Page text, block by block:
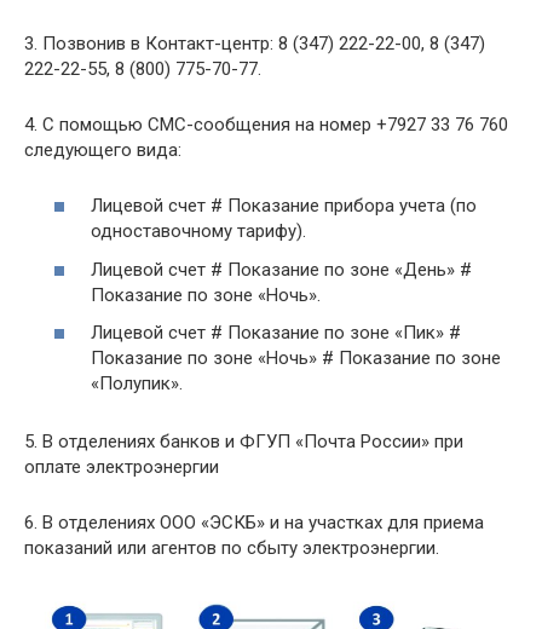
3. Позвонив в Контакт-центр: 8 (347) 222-22-00, 8 (347)
222-22-55, 8 (800) 775-70-77.
4. С помощью СМС-сообщения на номер +7927 33 76 760
следующего вида:
Лицевой счет # Показание прибора учета (по
одноставочному тарифу).
Лицевой счет # Показание по зоне «День» #
Показание по зоне «Ночь».
Лицевой счет # Показание по зоне «Пик» #
Показание по зоне «Ночь» # Показание по зоне
«Полупик».
5. В отделениях банков и ФГУП «Почта России» при
оплате электроэнергии
6. В отделениях OOO «ЭСКБ» и на участках для приема
показаний или агентов по сбыту электроэнергии.